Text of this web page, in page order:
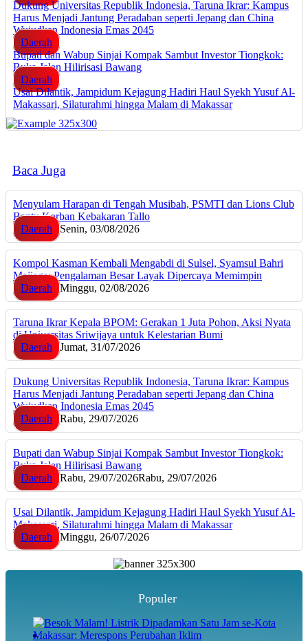
Dukung Universitas Republik Indonesia, Taruna Ikrar: Kampus
Harus Menjadi Jantung Peradaban seperti Jepang dan China
Wujudkan Indonesia Emas 2045
Daerah
Bupati dan Wabup Sinjai Kompak Sambut Investor Tiongkok:
Buka Jalan Hilirisasi Bawang
Daerah
Usai Dilantik, Jampidum Kejagung Hadiri Haul Syekh Yusuf Al-
Makassari, Silaturahmi hingga Malam di Makassar
Baca Juga
Menyulam Harapan di Tengah Musibah, PSMTI dan Lions Club
Bantu Korban Kebakaran Tallo
Daerah
Senin, 03/08/2026
Kompol Kasman Kembali Mengabdi di Sulsel, Syamsul Bahri
Majjaga: Pengalaman Besar Layak Dipercaya Memimpin
Daerah
Minggu, 02/08/2026
Taruna Ikrar Kepala BPOM: Gerakan 1 Juta Pohon, Aksi Nyata
di Universitas Sriwijaya untuk Kelestarian Bumi
Daerah
Jumat, 31/07/2026
Dukung Universitas Republik Indonesia, Taruna Ikrar: Kampus
Harus Menjadi Jantung Peradaban seperti Jepang dan China
Wujudkan Indonesia Emas 2045
Daerah
Rabu, 29/07/2026
Bupati dan Wabup Sinjai Kompak Sambut Investor Tiongkok:
Buka Jalan Hilirisasi Bawang
Daerah
Rabu, 29/07/2026Rabu, 29/07/2026
Usai Dilantik, Jampidum Kejagung Hadiri Haul Syekh Yusuf Al-
Makassari, Silaturahmi hingga Malam di Makassar
Daerah
Minggu, 26/07/2026
Populer